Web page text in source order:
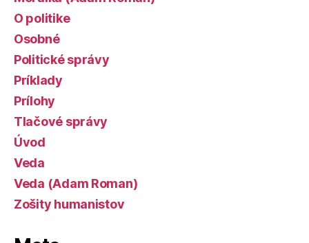
O politike
Osobné
Politické správy
Príklady
Prílohy
Tlačové správy
Úvod
Veda
Veda (Adam Roman)
Zošity humanistov